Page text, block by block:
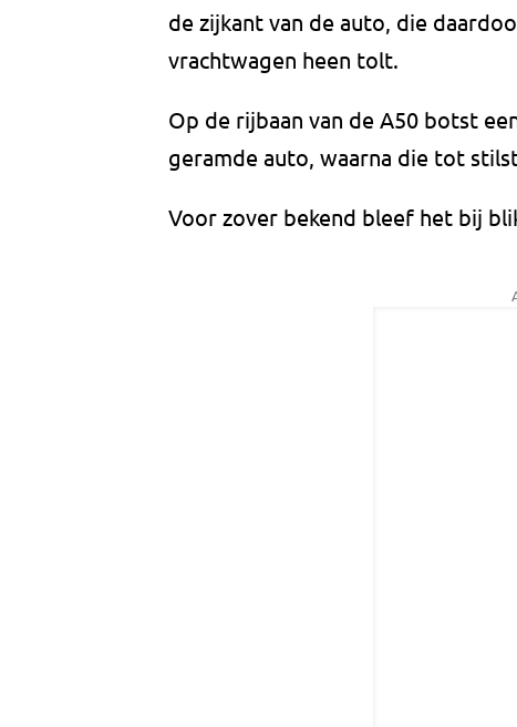
de zijkant van de auto, die
vrachtwagen heen tolt.
Op de rijbaan van de A50 botst
geramde auto, waarna die tot
Voor zover bekend bleef het bij